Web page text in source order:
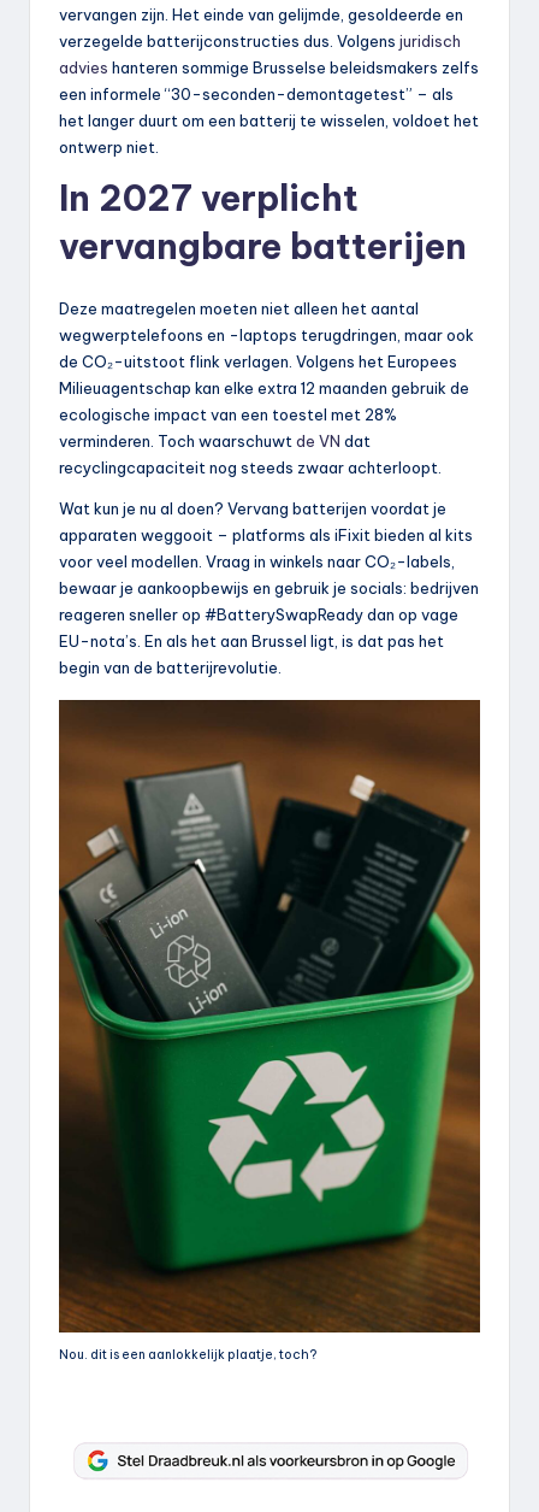
vervangen zijn. Het einde van gelijmde, gesoldeerde en
verzegelde batterijconstructies dus. Volgens juridisch
advies hanteren sommige Brusselse beleidsmakers zelfs
een informele “30-seconden-demontagetest” – als
het langer duurt om een batterij te wisselen, voldoet het
ontwerp niet.
In 2027 verplicht
vervangbare batterijen
Deze maatregelen moeten niet alleen het aantal
wegwerptelefoons en -laptops terugdringen, maar ook
de CO₂-uitstoot flink verlagen. Volgens het Europees
Milieuagentschap kan elke extra 12 maanden gebruik de
ecologische impact van een toestel met 28%
verminderen. Toch waarschuwtde VN dat
recyclingcapaciteit nog steeds zwaar achterloopt.
Wat kun je nu al doen? Vervang batterijen voordat je
apparaten weggooit – platforms als iFixit bieden al kits
voor veel modellen. Vraag in winkels naar CO₂-labels,
bewaar je aankoopbewijs en gebruik je socials: bedrijven
reageren sneller op #BatterySwapReady dan op vage
EU-nota’s. En als het aan Brussel ligt, is dat pas het
begin van de batterijrevolutie.
Nou. dit is een aanlokkelijk plaatje, toch?